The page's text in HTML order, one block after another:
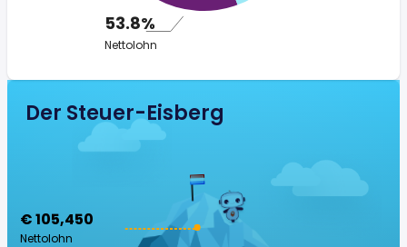
53.8%
Nettolohn
Der Steuer-Eisberg
€ 105,450
Nettolohn